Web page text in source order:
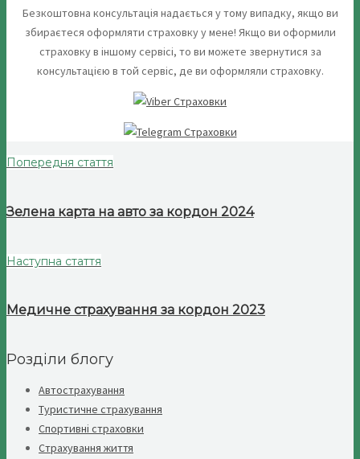
Безкоштовна консультація надається у тому випадку, якщо ви
збираєтеся оформляти страховку у мене! Якщо ви оформили
страховку в іншому сервісі, то ви можете звернутися за
консультацією в той сервіс, де ви оформляли страховку.
Попередня стаття
Зелена карта на авто за кордон 2024
Наступна стаття
Медичне страхування за кордон 2023
Розділи блогу
Автострахування
Туристичне страхування
Спортивні страховки
Страхування життя